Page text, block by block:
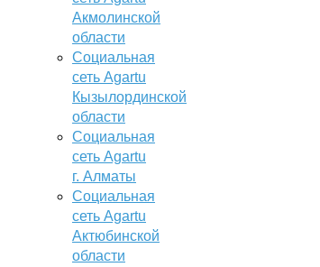
Акмолинской
области
Социальная
сеть Agartu
Кызылординской
области
Социальная
сеть Agartu
г. Алматы
Социальная
сеть Agartu
Актюбинской
области